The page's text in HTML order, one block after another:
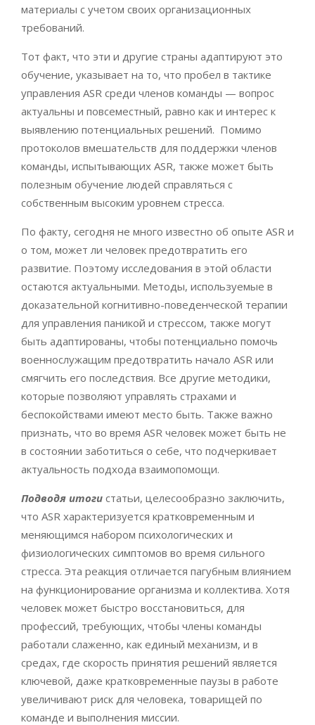
материалы с учетом своих организационных
требований.
Тот факт, что эти и другие страны адаптируют это
обучение, указывает на то, что пробел в тактике
управления ASR среди членов команды — вопрос
актуальны и повсеместный, равно как и интерес к
выявлению потенциальных решений. Помимо
протоколов вмешательств для поддержки членов
команды, испытывающих ASR, также может быть
полезным обучение людей справляться с
собственным высоким уровнем стресса.
По факту, сегодня не много известно об опыте ASR и
о том, может ли человек предотвратить его
развитие. Поэтому исследования в этой области
остаются актуальными. Методы, используемые в
доказательной когнитивно-поведенческой терапии
для управления паникой и стрессом, также могут
быть адаптированы, чтобы потенциально помочь
военнослужащим предотвратить начало ASR или
смягчить его последствия. Все другие методики,
которые позволяют управлять страхами и
беспокойствами имеют место быть. Также важно
признать, что во время ASR человек может быть не
в состоянии заботиться о себе, что подчеркивает
актуальность подхода взаимопомощи.
Подводя итоги статьи, целесообразно заключить,
что ASR характеризуется кратковременным и
меняющимся набором психологических и
физиологических симптомов во время сильного
стресса. Эта реакция отличается пагубным влиянием
на функционирование организма и коллектива. Хотя
человек может быстро восстановиться, для
профессий, требующих, чтобы члены команды
работали слаженно, как единый механизм, и в
средах, где скорость принятия решений является
ключевой, даже кратковременные паузы в работе
увеличивают риск для человека, товарищей по
команде и выполнения миссии.